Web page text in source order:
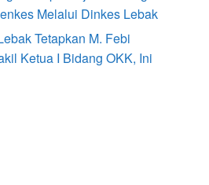
Melalui Dinkes Lebak
Tetapkan M. Febi
Ketua I Bidang OKK, Ini